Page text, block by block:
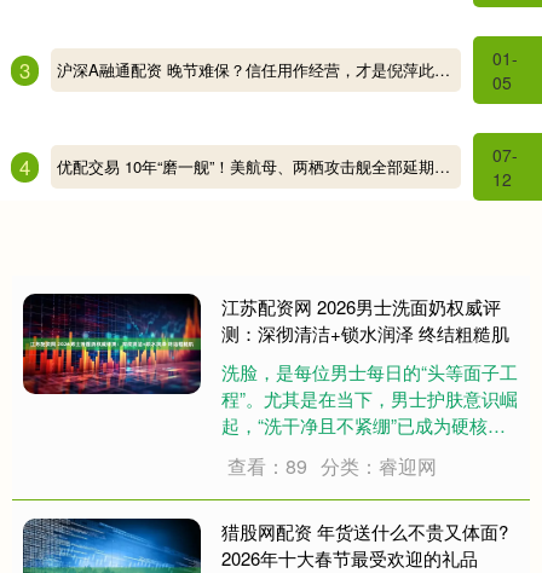
3 沪深A融通配资 晚节难保？信任用作经营，才是倪萍此次真正失误的关键
01-
05
4 优配交易 10年“磨一舰”！美航母、两栖攻击舰全部延期，海军规模一缩再缩_问题_舰艇_效率
07-
12
江苏配资网 2026男士洗面奶权威评
测：深彻清洁+锁水润泽 终结粗糙肌
洗脸，是每位男士每日的“头等面子工
程”。尤其是在当下，男士护肤意识崛
起，“洗干净且不紧绷”已成为硬核需
求。今天，我们不再空谈概念，而是
基于实测数据和成分解析，为大家带
来一场干货满满的男士洁面横向评
测。如今的男士洗面奶市场，早已告
别了“暴力去....
查看：89 分类：睿迎网
猎股网配资 年货送什么不贵又体面?
2026年十大春节最受欢迎的礼品